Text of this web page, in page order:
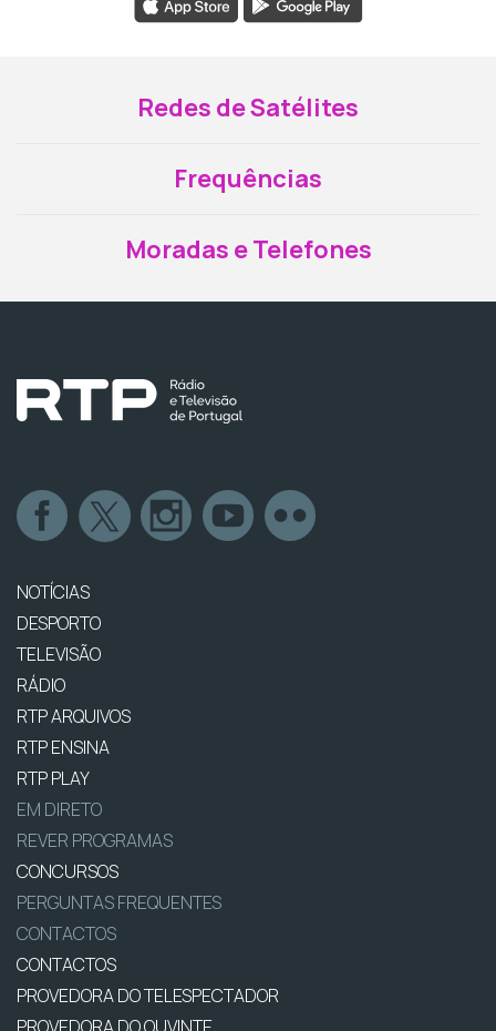
Redes de Satélites
Frequências
Moradas e Telefones
NOTÍCIAS
DESPORTO
TELEVISÃO
RÁDIO
RTP ARQUIVOS
RTP ENSINA
RTP PLAY
EM DIRETO
REVER PROGRAMAS
CONCURSOS
PERGUNTAS FREQUENTES
CONTACTOS
CONTACTOS
PROVEDORA DO TELESPECTADOR